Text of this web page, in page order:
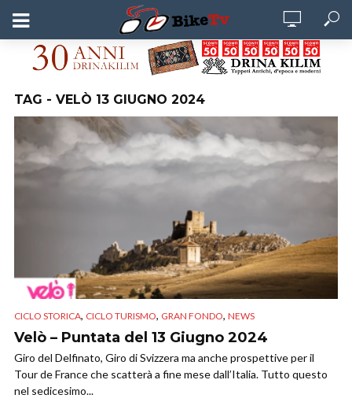
TAG - VELÒ 13 GIUGNO 2024
CICLO STORICA, CICLO TURISMO, GRAN FONDO, NEWS
Velò – Puntata del 13 Giugno 2024
Giro del Delfinato, Giro di Svizzera ma anche prospettive per il
Tour de France che scatterà a fine mese dall’Italia. Tutto questo
nel sedicesimo...